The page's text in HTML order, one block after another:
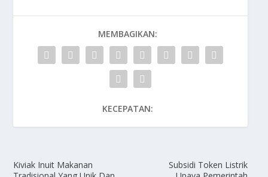
MEMBAGIKAN:
KECEPATAN:
Kiviak Inuit Makanan
Subsidi Token Listrik